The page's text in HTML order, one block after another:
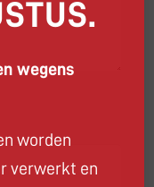
wegens
worden
verwerkt en